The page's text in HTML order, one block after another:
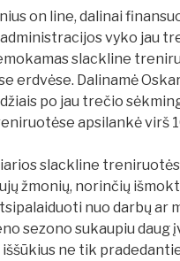
on line, dalinai
vyko jau
slackline
erdvėse. Dalinamė
po jau trečio
apsilankė virš
slackline
žmonių, norinčių
nuo darbų ar
sezono sukaupiu daug
ne tik